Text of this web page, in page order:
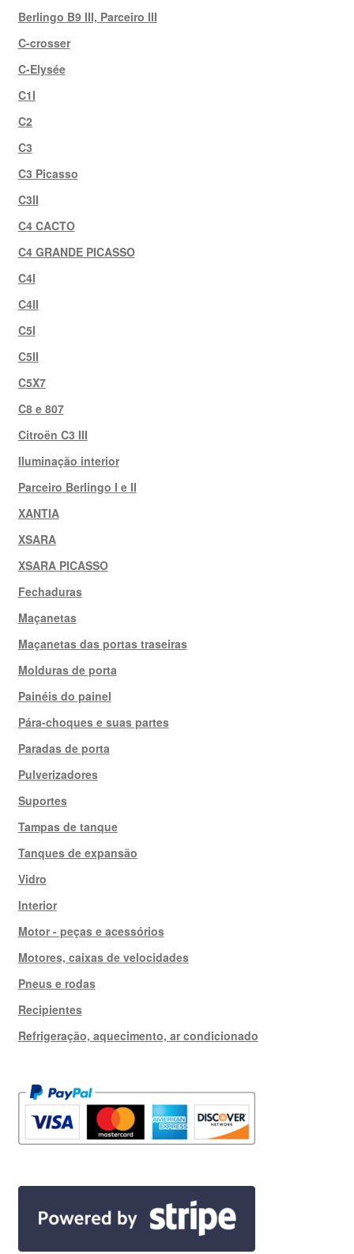
Berlingo B9 III, Parceiro III
C-crosser
C-Elysée
C1I
C2
C3
C3 Picasso
C3II
C4 CACTO
C4 GRANDE PICASSO
C4I
C4II
C5I
C5II
C5X7
C8 e 807
Citroën C3 III
Iluminação interior
Parceiro Berlingo I e II
XANTIA
XSARA
XSARA PICASSO
Fechaduras
Maçanetas
Maçanetas das portas traseiras
Molduras de porta
Painéis do painel
Pára-choques e suas partes
Paradas de porta
Pulverizadores
Suportes
Tampas de tanque
Tanques de expansão
Vidro
Interior
Motor - peças e acessórios
Motores, caixas de velocidades
Pneus e rodas
Recipientes
Refrigeração, aquecimento, ar condicionado